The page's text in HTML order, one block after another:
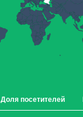
Доля посетителей